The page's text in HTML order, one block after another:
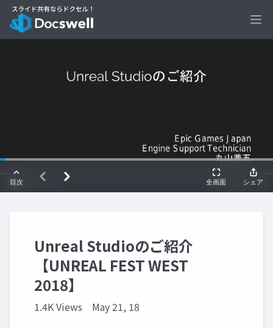
Unreal Studioのご紹介
【UNREAL FEST WEST
2018】
1.4K Views May 21, 18